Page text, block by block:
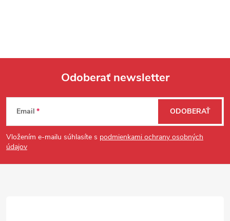
Zápätie
Odoberať newsletter
Email
Vložením e-mailu súhlasíte s podmienkami ochrany osobných
údajov
ODOBERAŤ